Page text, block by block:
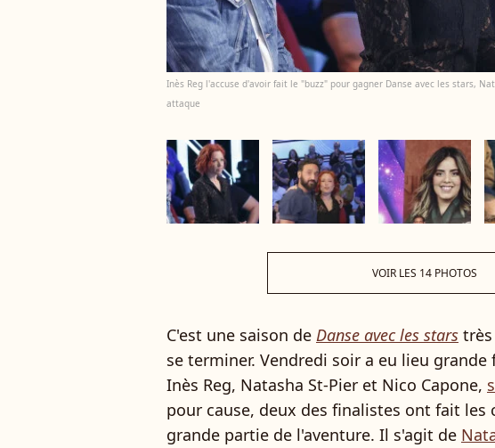
Inès Reg l'accuse d'avoir fait le "buzz" pour gagner Danse avec les stars,
attaque
VOIR LES 14 PHOTOS
C'est une saison de Danse avec les stars
se terminer. Vendredi soir a eu lieu
Inès Reg, Natasha St-Pier et Nico Capone,
pour cause, deux des finalistes ont fait les
grande partie de l'aventure. Il s'agit de